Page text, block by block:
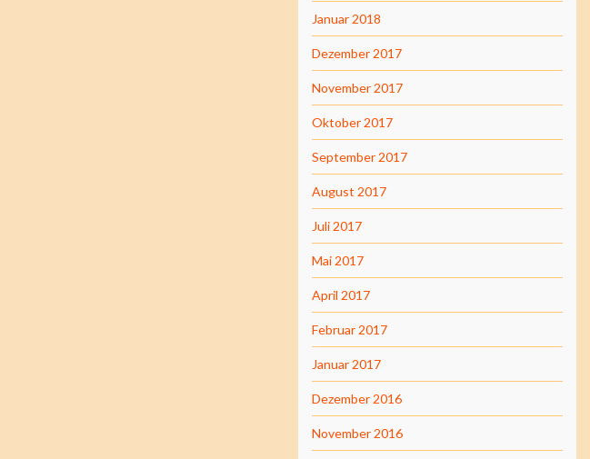
Januar 2018
Dezember 2017
November 2017
Oktober 2017
September 2017
August 2017
Juli 2017
Mai 2017
April 2017
Februar 2017
Januar 2017
Dezember 2016
November 2016